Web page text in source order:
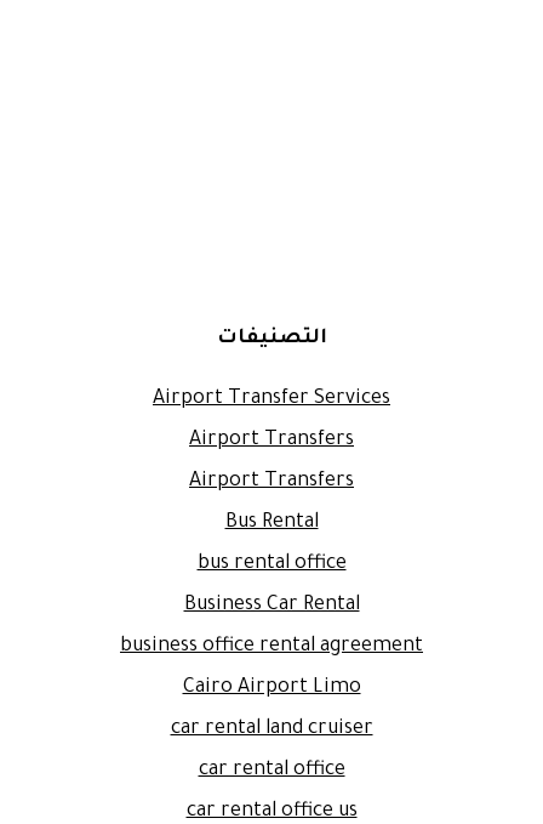
التصنيفات
Airport Transfer Services
Airport Transfers
Airport Transfers
Bus Rental
bus rental office
Business Car Rental
business office rental agreement
Cairo Airport Limo
car rental land cruiser
car rental office
car rental office us